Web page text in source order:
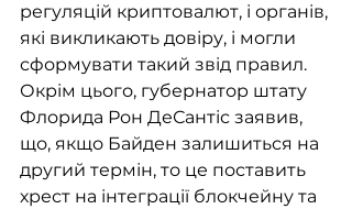
регуляцій криптовалют, і органів,
які викликають довіру, і могли
сформувати такий звід правил.
Окрім цього, губернатор штату
Флорида Рон ДеСантіс заявив,
що, якщо Байден залишиться на
другий термін, то це поставить
хрест на інтеграції блокчейну та